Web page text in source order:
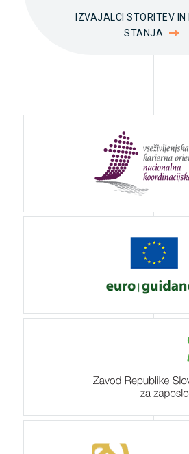
IZVAJALCI STORITEV IN
STANJA